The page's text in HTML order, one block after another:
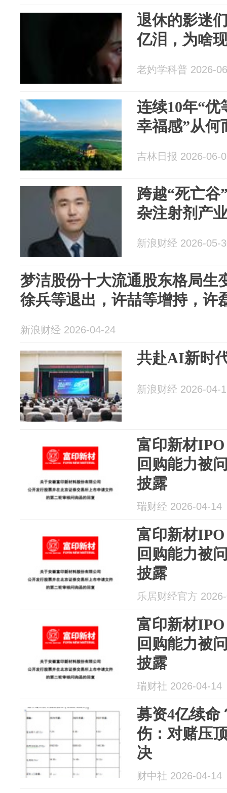
退休的影迷
亿泪，为啥
老妁学科普 2026-
连续10年“优
幸福感”从何
吉林日报 2026-06-
跨越“死亡谷
杂注射剂产
新浪财经 2026-05-
梦洁股份十大流通股东格局生
徐兵等退出，许喆等增持，许
新浪财经 2026-04-24
共赴AI新时
新浪财经 2026-04-
富印新材
回购能力被
披露
瑞财经 2026-04-14
富印新材
回购能力被
披露
乐居财经官方
富印新材
回购能力被
披露
瑞财社 2026-04-14
募资4亿续命
伤：对赌压
决
财中社 2026-04-14